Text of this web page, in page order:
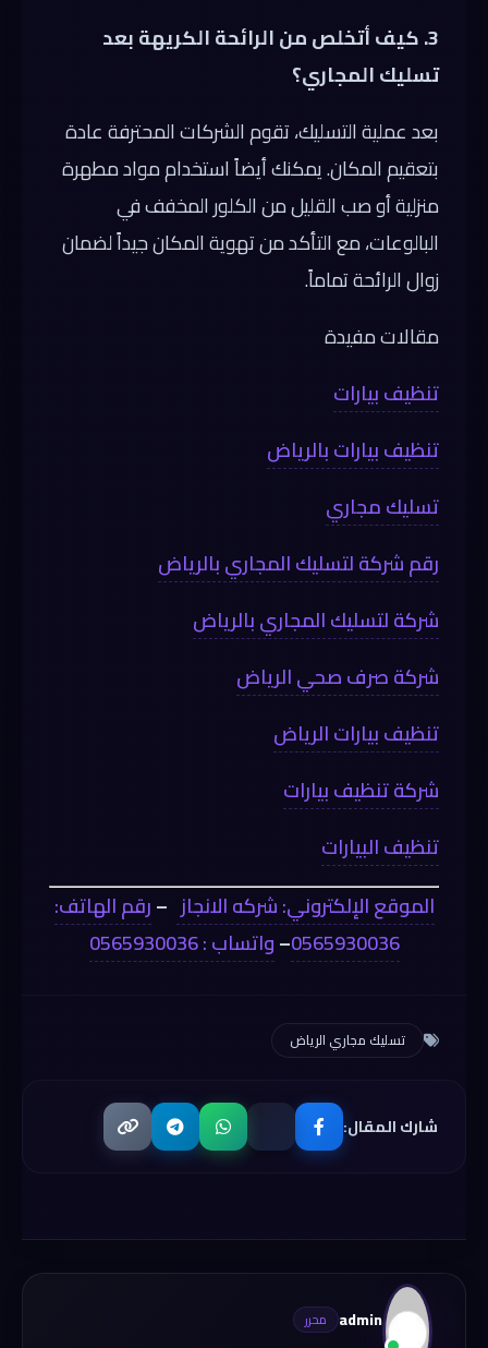
3. كيف أتخلص من الرائحة الكريهة بعد
تسليك المجاري؟
بعد عملية التسليك، تقوم الشركات المحترفة عادة
بتعقيم المكان. يمكنك أيضاً استخدام مواد مطهرة
منزلية أو صب القليل من الكلور المخفف في
البالوعات، مع التأكد من تهوية المكان جيداً لضمان
زوال الرائحة تماماً.
مقالات مفيدة
تنظيف بيارات
تنظيف بيارات بالرياض
تسليك مجاري
رقم شركة لتسليك المجاري بالرياض
شركة لتسليك المجاري بالرياض
شركة صرف صحي الرياض
تنظيف بيارات الرياض
شركة تنظيف بيارات
تنظيف البيارات
الموقع الإلكتروني: شركه الانجاز –رقم الهاتف:
0565930036
–واتساب : 0565930036
تسليك مجاري الرياض
شارك المقال:
admin